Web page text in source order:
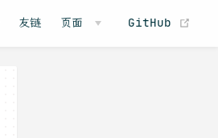
友链 页面 GitHub